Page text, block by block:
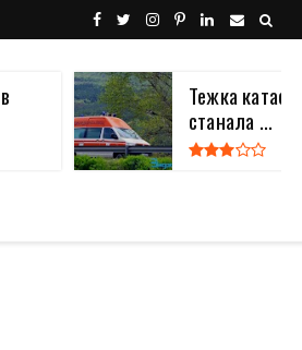
Тежка
станала ...